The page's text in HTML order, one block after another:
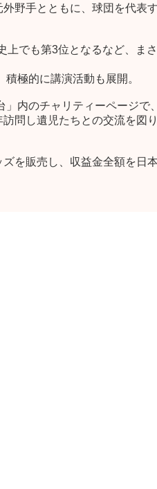
野手とともに、球団を代表
でも第3位となるなど、ま
極的に講演活動も展開。
内のチャリティーページで
問し遺児たちとの交流を図
を販売し、収益金全額を日